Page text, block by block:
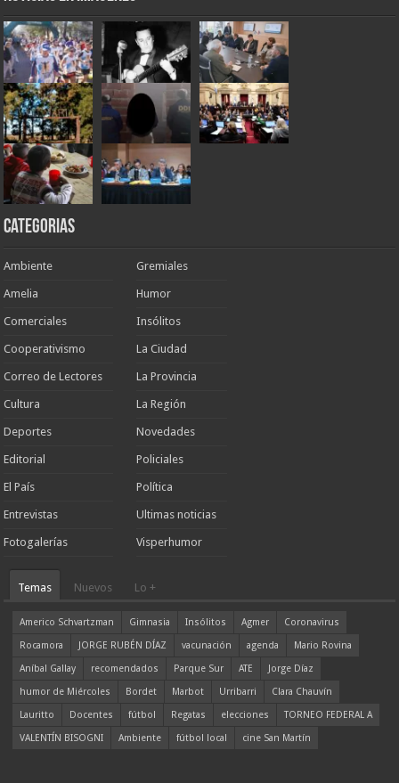
Categorias
Ambiente
Amelia
Comerciales
Cooperativismo
Correo de Lectores
Cultura
Deportes
Editorial
El País
Entrevistas
Fotogalerías
Gremiales
Humor
Insólitos
La Ciudad
La Provincia
La Región
Novedades
Policiales
Política
Ultimas noticias
Visperhumor
Temas Nuevos Lo +
Americo Schvartzman Gimnasia Insólitos Agmer
Coronavirus
Rocamora
JORGE RUBÉN DÍAZ vacunación agenda
Mario Rovina
Aníbal Gallay
recomendados Parque Sur ATE
Jorge Díaz
humor de Miércoles
Bordet Marbot Urribarri
Clara Chauvín
Lauritto
Docentes fútbol Regatas elecciones
TORNEO FEDERAL A
VALENTÍN BISOGNI
Ambiente fútbol local cine San Martín